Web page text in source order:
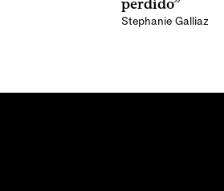
perdido”
Stephanie Galliazzi